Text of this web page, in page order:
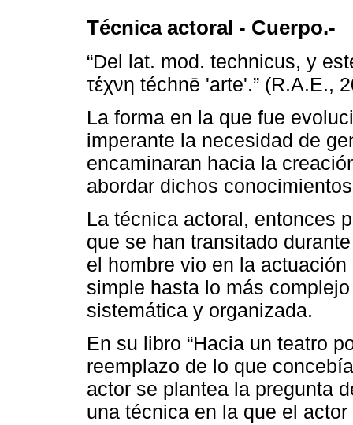
Técnica actoral - Cuerpo.-
“Del lat. mod. technicus, y
τέχνη téchnē 'arte'.” (R.A.E.,
La forma en la que fue
imperante la necesidad de
encaminaran hacia la
abordar dichos
La técnica actoral, entonces
que se han transitado
el hombre vio en la
simple hasta lo más
sistemática y organizada.
En su libro “Hacia un teatro
reemplazo de lo que
actor se plantea la pregunta
una técnica en la que el